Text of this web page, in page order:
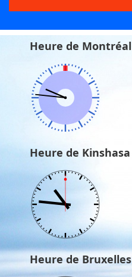
Heure de Montréal
Heure de Kinshasa
Heure de Bruxelles